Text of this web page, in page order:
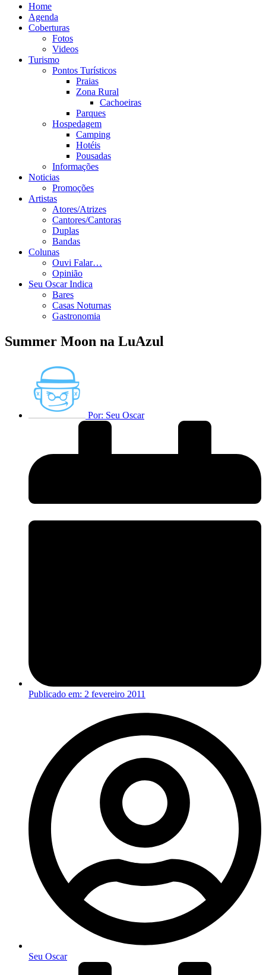
Home
Agenda
Coberturas
Fotos
Videos
Turismo
Pontos Turísticos
Praias
Zona Rural
Cachoeiras
Parques
Hospedagem
Camping
Hotéis
Pousadas
Informações
Noticias
Promoções
Artistas
Atores/Atrizes
Cantores/Cantoras
Duplas
Bandas
Colunas
Ouvi Falar…
Opinião
Seu Oscar Indica
Bares
Casas Noturnas
Gastronomia
Summer Moon na LuAzul
Por: Seu Oscar
Publicado em: 2 fevereiro 2011
Seu Oscar